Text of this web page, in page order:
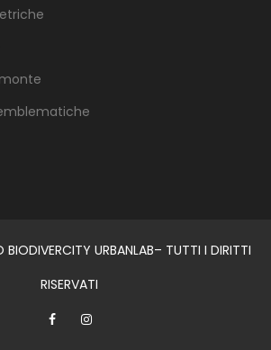
URBANLAB– TUTTI I DIRITTI
RISERVATI